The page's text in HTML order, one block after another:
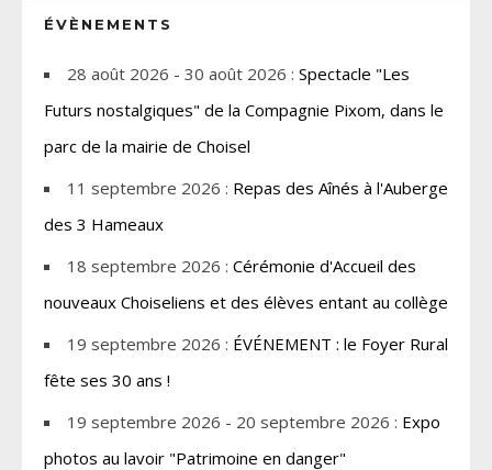
ÉVÈNEMENTS
28 août 2026 - 30 août 2026 : Spectacle "Les
Futurs nostalgiques" de la Compagnie Pixom, dans le
parc de la mairie de Choisel
11 septembre 2026 : Repas des Aînés à l'Auberge
des 3 Hameaux
18 septembre 2026 : Cérémonie d'Accueil des
nouveaux Choiseliens et des élèves entant au collège
19 septembre 2026 : ÉVÉNEMENT : le Foyer Rural
fête ses 30 ans !
19 septembre 2026 - 20 septembre 2026 : Expo
photos au lavoir "Patrimoine en danger"